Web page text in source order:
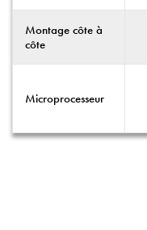
Montage côte à
côte
Microprocesseur